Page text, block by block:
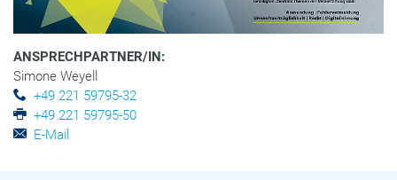
ANSPRECHPARTNER/IN:
Simone Weyell
+49 221 59795-32
+49 221 59795-50
E-Mail